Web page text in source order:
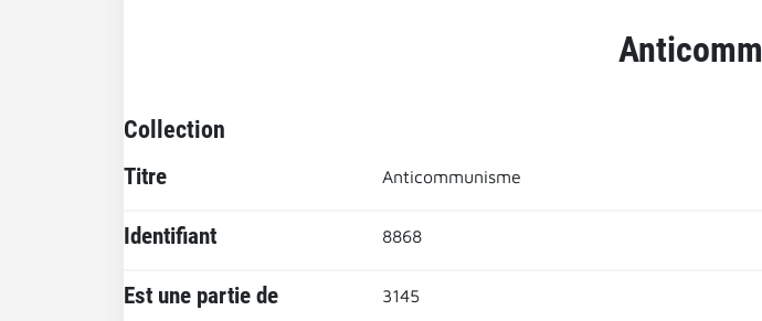
Collection
Titre Anticommunisme
Identifiant 8868
Est une partie de 3145